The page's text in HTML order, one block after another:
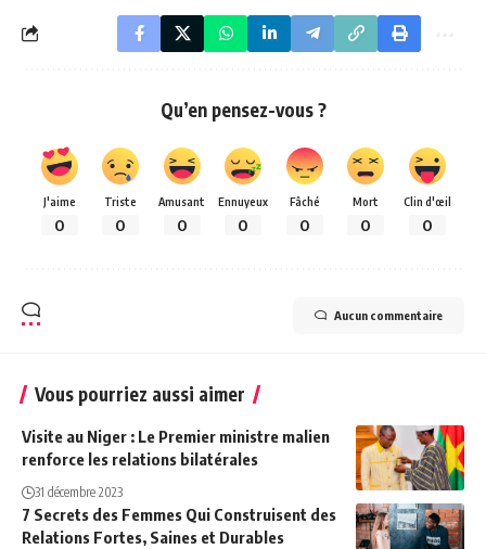
Qu’en pensez-vous ?
J'aime
0
Triste
0
Amusant
0
Ennuyeux
0
Fâché
0
Mort
0
Clin d'œil
0
Aucun commentaire
Vous pourriez aussi aimer
Visite au Niger : Le Premier ministre malien
renforce les relations bilatérales
31 décembre 2023
7 Secrets des Femmes Qui Construisent des
Relations Fortes, Saines et Durables